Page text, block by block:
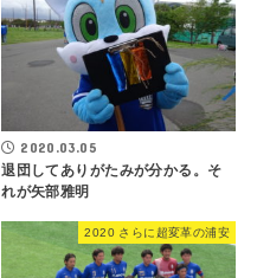
2020.03.05
退団してありがたみが分かる。そ
れが矢部雅明
2020 さらに超変革の浦安